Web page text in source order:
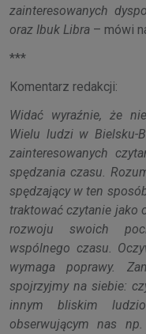
zainteresowanych
oraz Ibuk Libra – mówi
***
Komentarz redakcji:
Widać wyraźnie, że
Wielu ludzi w Bielsku-
zainteresowanych
spędzania czasu.
spędzający w ten
traktować czytanie jako
rozwoju swoich
wspólnego czasu.
wymaga poprawy.
spojrzyjmy na siebie:
innym bliskim
obserwującym nas